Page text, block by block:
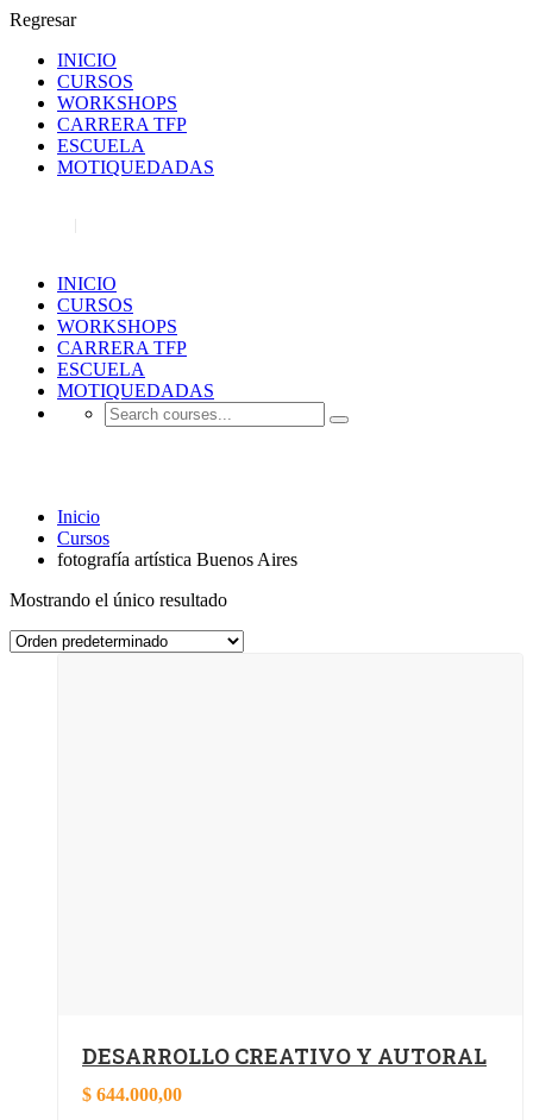
Regresar
INICIO
CURSOS
WORKSHOPS
CARRERA TFP
ESCUELA
MOTIQUEDADAS
INICIO
CURSOS
WORKSHOPS
CARRERA TFP
ESCUELA
MOTIQUEDADAS
Inicio
Cursos
fotografía artística Buenos Aires
Mostrando el único resultado
DESARROLLO CREATIVO Y AUTORAL
$ 644.000,00